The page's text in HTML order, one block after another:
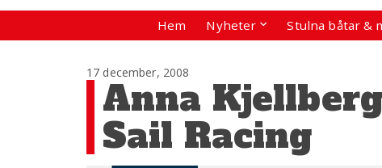
Hem Nyheter Stulna båtar &
17 december, 2008
Anna
Sail Racing